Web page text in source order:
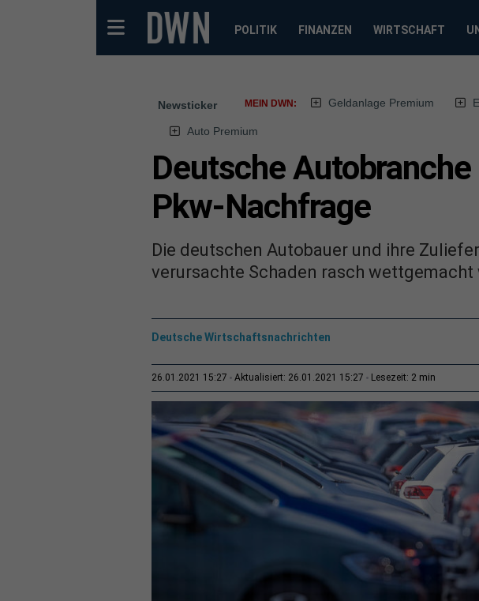
POLITIK FINANZEN WIRTSCHAFT
Newsticker MEIN DWN: Geldanlage Premium
Auto Premium
Deutsche
Pkw-Nachfrage
Die deutschen Autobauer und ihre
verursachte Schaden rasch
Deutsche Wirtschaftsnachrichten
26.01.2021 15:27 Aktualisiert: 26.01.2021 15:27 Lesezeit: 2 min